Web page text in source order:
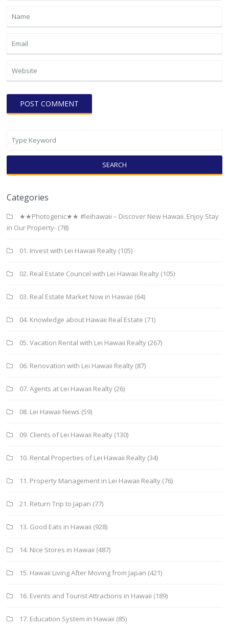
SEARCH
Categories
★★Photogenic★★ #leihawaii – Discover New Hawaii. Enjoy Stay
in Our Property- (78)
01. Invest with Lei Hawaii Realty (105)
02. Real Estate Councel with Lei Hawaii Realty (105)
03. Real Estate Market Now in Hawaii (64)
04. Knowledge about Hawaii Real Estate (71)
05. Vacation Rental with Lei Hawaii Realty (267)
06. Renovation with Lei Hawaii Realty (87)
07. Agents at Lei Hawaii Realty (26)
08. Lei Hawaii News (59)
09. Clients of Lei Hawaii Realty (130)
10. Rental Properties of Lei Hawaii Realty (34)
11. Property Management in Lei Hawaii Realty (76)
21. Return Trip to Japan (77)
13. Good Eats in Hawaii (928)
14. Nice Stores in Hawaii (487)
15. Hawaii Living After Moving from Japan (421)
16. Events and Tourist Attractions in Hawaii (189)
17. Education System in Hawaii (85)